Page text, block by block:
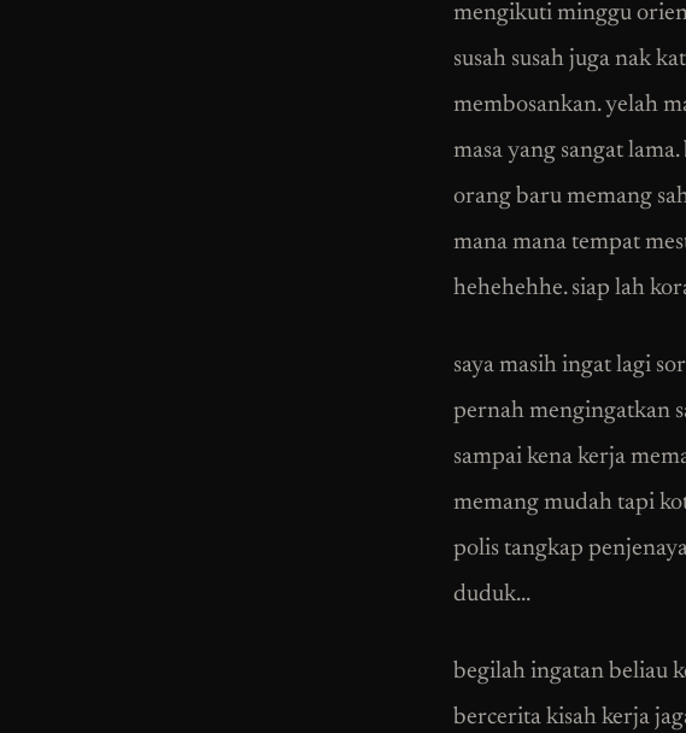
mengikuti minggu
susah susah juga nak
membosankan. yelah
masa yang sangat
orang baru memang
mana mana tempat
hehehehhe. siap lah
saya masih ingat lagi
pernah mengingatkan
sampai kena kerja
memang mudah tapi
polis tangkap
duduk…
begilah ingatan beliau
bercerita kisah kerja